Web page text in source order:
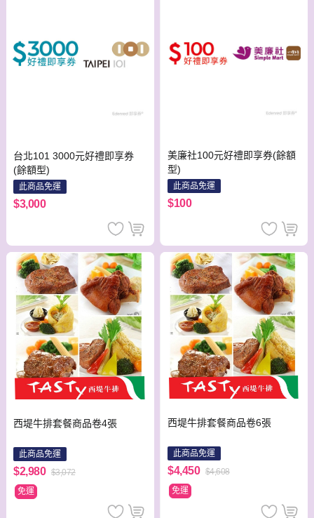
台北101 3000元好禮即享券
(餘額型)
此商品免運
$3,000
美廉社100元好禮即享券(餘額
型)
此商品免運
$100
西堤牛排套餐商品卷4張
此商品免運
$2,980 $3,072
免運
西堤牛排套餐商品卷6張
此商品免運
$4,450 $4,608
免運